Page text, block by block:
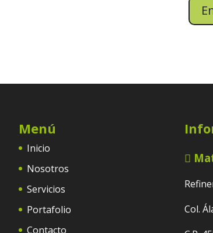
Menú
Inicio
Nosotros
Servicios
Portafolio
Contacto
Col.